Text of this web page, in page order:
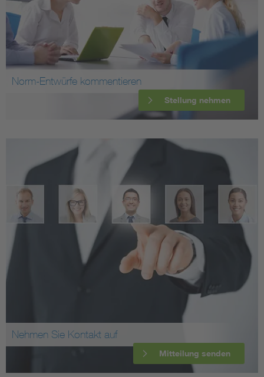
Norm-Entwürfe kommentieren
Stellung nehmen
Nehmen Sie Kontakt auf
Mitteilung senden